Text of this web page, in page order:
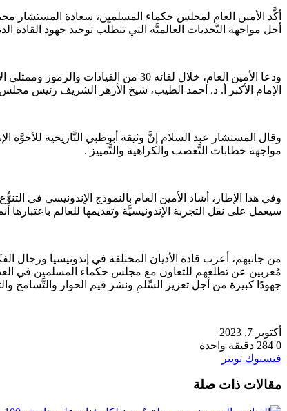
أكَّد الأمين العام لمجلس حكماء المسلمين، سعادة المستشار
أجل مواجهة التَّحديات العالميَّة التي تتطلَّب توحيد جهود القادة
ودعا الأمين العام، خلال لقائه 30
الإمام الأكبر أ. د. أحمد الطيب، شيخ الأزهر الشريف رئيس مجلس
مواجهة خطابات التَّعصب والكراهية والتَّمييز .
وفي هذا الإطار، أشاد الأمين العام بالنموذج الإندونيسي في
سيعمل على نقل التجربة الإندونيسيَّة وتقديمها للعالم باعتبارها
من جانبهم، أعرب قادة الأديان المختلفة في إندونيسيا ورجال
مُعربين عن تطلعهم للتعاون مع مجلس حكماء المسلمين في
جهودًا كبيرة من أجل تعزيز السِّلمِ ونشر قيم الحوار والتَّسامح
أكتوبر 7, 2023
0
دقيقة واحدة
فيسبوك تويتر
البريد
مقالات ذات صلة